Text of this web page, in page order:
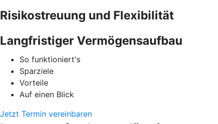
Risikostreuung und Flexibilität
Langfristiger Vermögensaufbau
So funktioniert's
Sparziele
Vorteile
Auf einen Blick
Jetzt Termin vereinbaren